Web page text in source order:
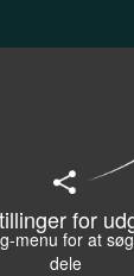
for
menu for at
dele